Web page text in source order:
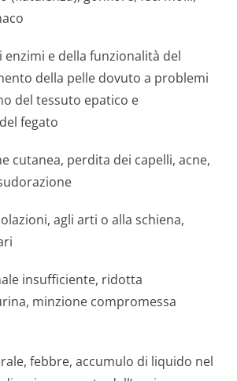
e della funzionalità del
della pelle dovuto a problemi
del tessuto epatico e
fegato
cutanea, perdita dei capelli, acne,
agli arti o alla schiena,
insufficiente, ridotta
minzione compromessa
febbre, accumulo di liquido nel